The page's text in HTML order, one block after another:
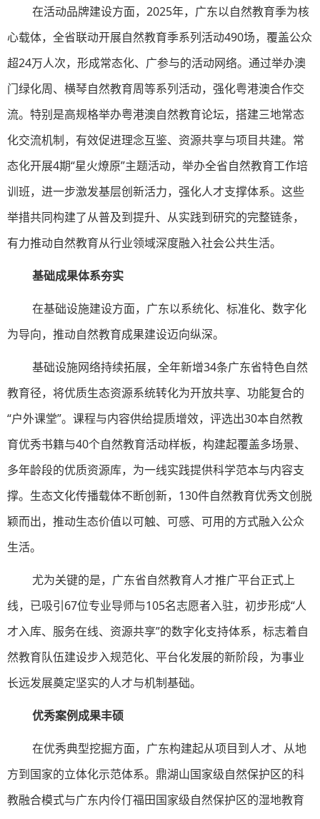
在活动品牌建设方面，2025年，广东以自然教育季为核
心载体，全省联动开展自然教育季系列活动490场，覆盖公众
超24万人次，形成常态化、广参与的活动网络。通过举办澳
门绿化周、横琴自然教育周等系列活动，强化粤港澳合作交
流。特别是高规格举办粤港澳自然教育论坛，搭建三地常态
化交流机制，有效促进理念互鉴、资源共享与项目共建。常
态化开展4期“星火燎原”主题活动，举办全省自然教育工作培
训班，进一步激发基层创新活力，强化人才支撑体系。这些
举措共同构建了从普及到提升、从实践到研究的完整链条，
有力推动自然教育从行业领域深度融入社会公共生活。
基础成果体系夯实
在基础设施建设方面，广东以系统化、标准化、数字化
为导向，推动自然教育成果建设迈向纵深。
基础设施网络持续拓展，全年新增34条广东省特色自然
教育径，将优质生态资源系统转化为开放共享、功能复合的
“户外课堂”。课程与内容供给提质增效，评选出30本自然教
育优秀书籍与40个自然教育活动样板，构建起覆盖多场景、
多年龄段的优质资源库，为一线实践提供科学范本与内容支
撑。生态文化传播载体不断创新，130件自然教育优秀文创脱
颖而出，推动生态价值以可触、可感、可用的方式融入公众
生活。
尤为关键的是，广东省自然教育人才推广平台正式上
线，已吸引67位专业导师与105名志愿者入驻，初步形成“人
才入库、服务在线、资源共享”的数字化支持体系，标志着自
然教育队伍建设步入规范化、平台化发展的新阶段，为事业
长远发展奠定坚实的人才与机制基础。
优秀案例成果丰硕
在优秀典型挖掘方面，广东构建起从项目到人才、从地
方到国家的立体化示范体系。鼎湖山国家级自然保护区的科
教融合模式与广东内伶仃福田国家级自然保护区的湿地教育